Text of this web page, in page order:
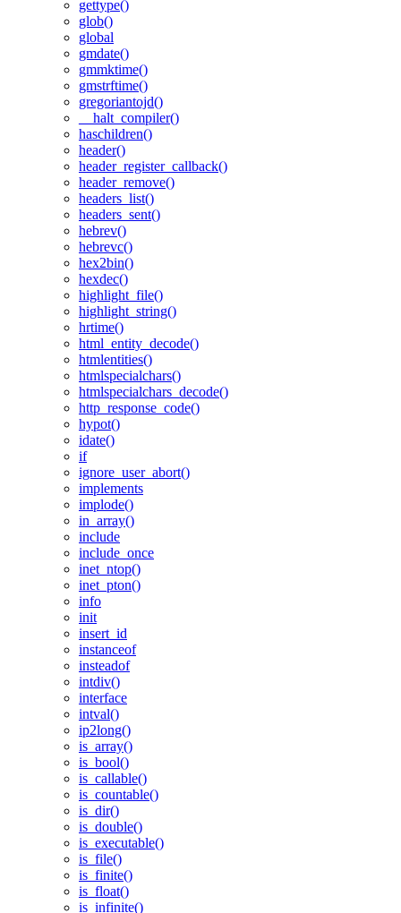
gettype()
glob()
global
gmdate()
gmmktime()
gmstrftime()
gregoriantojd()
__halt_compiler()
haschildren()
header()
header_register_callback()
header_remove()
headers_list()
headers_sent()
hebrev()
hebrevc()
hex2bin()
hexdec()
highlight_file()
highlight_string()
hrtime()
html_entity_decode()
htmlentities()
htmlspecialchars()
htmlspecialchars_decode()
http_response_code()
hypot()
idate()
if
ignore_user_abort()
implements
implode()
in_array()
include
include_once
inet_ntop()
inet_pton()
info
init
insert_id
instanceof
insteadof
intdiv()
interface
intval()
ip2long()
is_array()
is_bool()
is_callable()
is_countable()
is_dir()
is_double()
is_executable()
is_file()
is_finite()
is_float()
is_infinite()